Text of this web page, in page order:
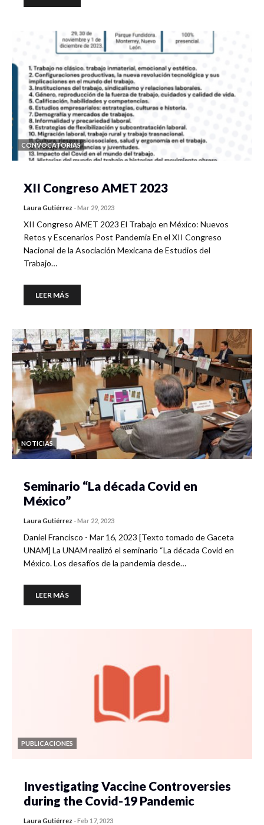
CONVOCATORIAS
XII Congreso AMET 2023
Laura Gutiérrez -Mar 29, 2023
XII Congreso AMET 2023 El Trabajo en México: Nuevos
Retos y Escenarios Post Pandemia En el XII Congreso
Nacional de la Asociación Mexicana de Estudios del
Trabajo…
LEER MÁS
NOTICIAS
Seminario “La década Covid en
México”
Laura Gutiérrez -Mar 22, 2023
Daniel Francisco - Mar 16, 2023 [Texto tomado de Gaceta
UNAM] La UNAM realizó el seminario “La década Covid en
México. Los desafíos de la pandemia desde…
LEER MÁS
PUBLICACIONES
Investigating Vaccine Controversies
during the Covid-19 Pandemic
Laura Gutiérrez -Feb 17, 2023